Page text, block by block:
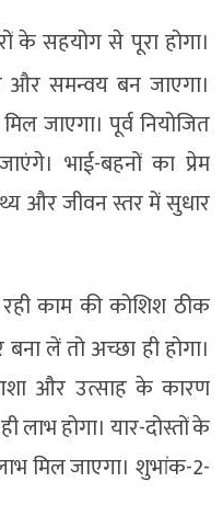
के सहयोग से पूरा होगा।
और समन्वय बन जाएगा।
जाएगा। पूर्व नियोजित
भाई-बहनों का प्रेम
और जीवन स्तर में सुधार
काम की कोशिश ठीक
लें तो अच्छा ही होगा।
और उत्साह के कारण
लाभ होगा। यार-दोस्तों के
मिल जाएगा। शुभांक-2-